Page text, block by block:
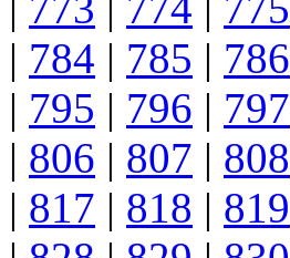
| 784 | 785 | 786
| 795 | 796 | 797
| 806 | 807 | 808
| 817 | 818 | 819